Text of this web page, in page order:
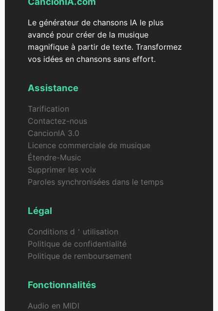
Le générateur de chansons IA le plus
avancé pour créer de la musique
magnifique à partir de texte. Transformez
vos idées en chansons sans effort.
Assistance
Tarification
Contactez-nous
CancionIA 3.0
Licence commerciale de musique
Étendre-Music
Supprimer les voix
Paroles synchronisées dans le temps
Légal
Conditions d＇utilisation
Politique de confidentialité
Politique de remboursement
Fonctionnalités
Audio en MIDI